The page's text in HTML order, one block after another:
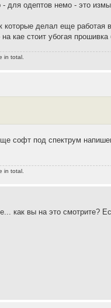
для одептов немо - это
которые делал еще
кае стоит убогая
in total.
софт под спектрум
in total.
как вы на это смотрите?